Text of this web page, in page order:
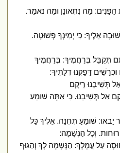
מַה נִּתְאונֵן וּמַה נּאמַר.
אֵלֶיךָ: כִּי יְמִינְךָ פְּשׁוּטָה.
תְּקַבֵּל בְּרַחֲמֶיךָ: בְּרַחֲמֶיךָ
דָּפַקְנוּ דְלָתֶיךָ:
תְּשִׁיבֵנוּ רֵיקָם
אַל תְּשִׁיבֵנוּ. כִּי אַתָּה שׁומֵעַ
שׁומֵעַ תְּחִנָּה. אֵלֶיךָ כָּל
וְכָל הַנְּשָׁמָה:
עַל עֲמָלָךְ: הַנְּשָׁמָה לָךְ וְהַגּוּף